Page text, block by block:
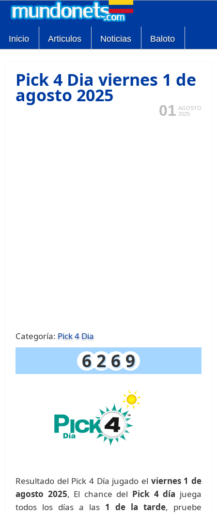
Inicio Articulos Noticias Baloto
Pick 4 Dia viernes 1 de
agosto 2025
01 AGOSTO
2025
Categoría: Pick 4 Dia
6 2 6 9
Resultado del Pick 4 Día jugado el viernes 1 de
agosto 2025, El chance del Pick 4 día juega
todos los días a las 1 de la tarde, pruebe